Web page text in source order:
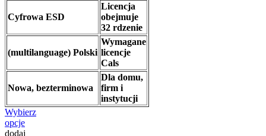
Cyfrowa ESD
Licencja
obejmuje
32 rdzenie
(multilanguage) Polski
Wymagane
licencje
Cals
Nowa, bezterminowa
Dla domu,
firm i
instytucji
Wybierz
opcje
dodaj